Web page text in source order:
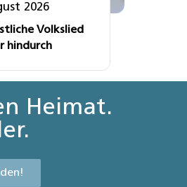
2026
Volkslied
hindurch
Heimat.